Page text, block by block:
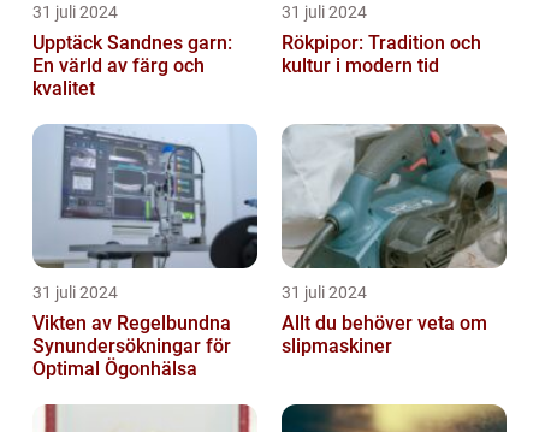
31 juli 2024
Upptäck Sandnes garn:
En värld av färg och
kvalitet
31 juli 2024
Rökpipor: Tradition och
kultur i modern tid
31 juli 2024
Vikten av Regelbundna
Synundersökningar för
Optimal Ögonhälsa
31 juli 2024
Allt du behöver veta om
slipmaskiner